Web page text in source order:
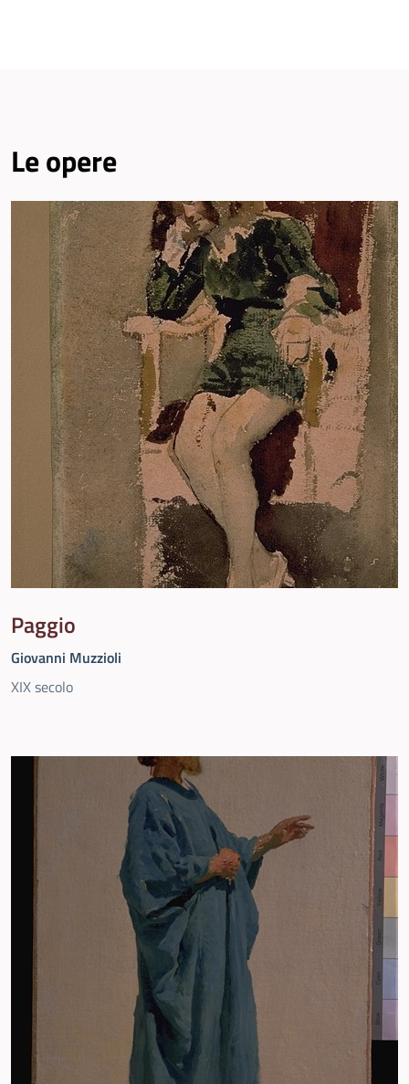
Le opere
Paggio
Giovanni Muzzioli
XIX secolo